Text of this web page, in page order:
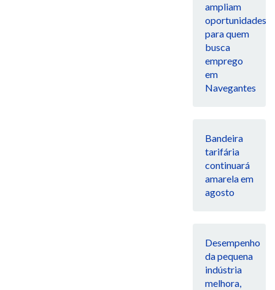
ampliam
oportunidades
para quem
busca
emprego
em
Navegantes
Bandeira
tarifária
continuará
amarela em
agosto
Desempenho
da pequena
indústria
melhora,